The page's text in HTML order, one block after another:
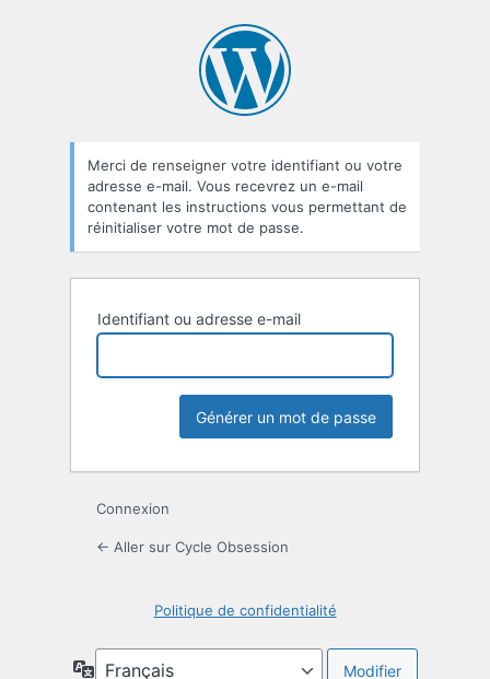
oublié
Merci de renseigner votre identifiant ou votre
adresse e-mail. Vous recevrez un e-mail
contenant les instructions vous permettant de
réinitialiser votre mot de passe.
Identifiant ou adresse e-mail
Connexion
← Aller sur Cycle Obsession
Politique de confidentialité
Langue